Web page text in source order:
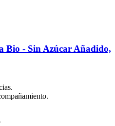
Bio -​ Sin Azúcar Añadido,